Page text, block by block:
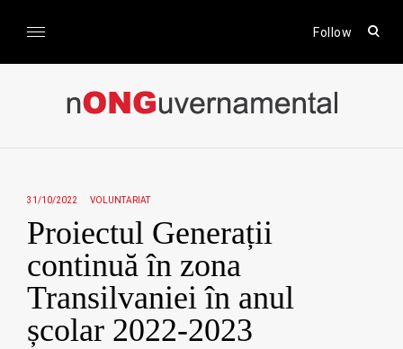
Follow
open
form
nONGuvernamental
31/10/2022 VOLUNTARIAT
Proiectul Generații
continuă în zona
Transilvaniei în anul
școlar 2022-2023